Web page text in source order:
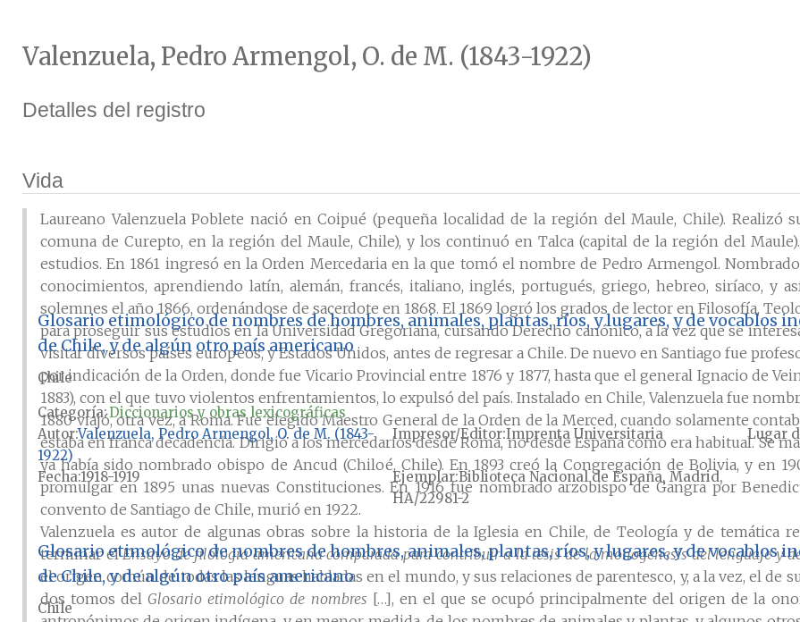
Valenzuela, Pedro Armengol, O. de M. (1843-1922)
Detalles del registro
Vida
Laureano Valenzuela Poblete nació en Coipué (pequeña localidad de la región del Maule, Chile). Realizó
comuna de Curepto, en la región del Maule, Chile), y los continuó en Talca (capital de la región del
estudios. En 1861 ingresó en la Orden Mercedaria en la que tomó el nombre de Pedro Armengol.
conocimientos, aprendiendo latín, alemán, francés, italiano, inglés, portugués, griego, hebreo, siríaco, y
solemnes el año 1866, ordenándose de sacerdote en 1868. El 1869 logró los grados de lector en Filosofía,
para proseguir sus estudios en la Universidad Gregoriana, cursando Derecho canónico, a la vez que se
visitar diversos países europeos, y Estados Unidos, antes de regresar a Chile. De nuevo en Santiago fue
por indicación de la Orden, donde fue Vicario Provincial entre 1876 y 1877, hasta que el general Ignacio de
1883), con el que tuvo violentos enfrentamientos, lo expulsó del país. Instalado en Chile, Valenzuela fue
1880 viajó, otra vez, a Roma. Fue elegido Maestro General de la Orden de la Merced, cuando solamente
estaba en franca decadencia. Dirigió a los mercedarios desde Roma, no desde España como era habitual. Se
ya había sido nombrado obispo de Ancud (Chiloé, Chile). En 1893 creó la Congregación de Bolivia, y en
promulgar en 1895 unas nuevas Constituciones. En 1916 fue nombrado arzobispo de Gangra por
convento de Santiago de Chile, murió en 1922.
Valenzuela es autor de algunas obras sobre la historia de la Iglesia en Chile, de Teología y de temática
terminar elEnsayo de filología americana comparada para contribuir a la tesis de la monogénesis del lenguaje y
el origen común de todas las lenguas habladas en el mundo, y sus relaciones de parentesco, y, a la vez, el de
dos tomos del Glosario etimológico de nombres […], en el que se ocupó principalmente del origen de la
Glosario etimológico de nombres de hombres, animales, plantas, ríos, y lugares, y de vocablos
de Chile, y de algún otro país americano
Chile
Categoría:Diccionarios y obras lexicográficas
AutorValenzuela, Pedro Armengol, O. de M. (1843-
1922)
Impresor/Editor Imprenta Universitaria Lugar
Fecha1918-1919 Ejemplar Biblioteca Nacional de España, Madrid,
HA/22981-2
Glosario etimológico de nombres de hombres, animales, plantas, ríos, y lugares, y de vocablos
de Chile, y de algún otro país americano
Chile